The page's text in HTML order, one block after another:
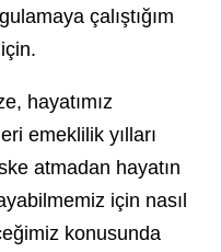
çalıştığım
hayatımız
emeklilik yılları
atmadan hayatın
için nasıl
konusunda